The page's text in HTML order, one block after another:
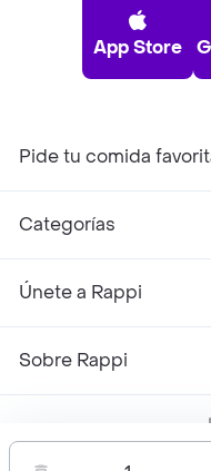
App Store
Pide tu comida
Categorías
Únete a Rappi
Sobre Rappi